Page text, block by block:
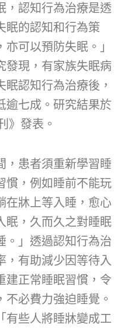
，認知行為治療是透
眠的認知和行為策
可以預防失眠。」
發現，有家族失眠病
認知行為治療後，
逾七成。研究結果於
》發表。
，患者須重新學習睡
慣，例如睡前不能玩
在牀上等入睡，愈心
眠，久而久之對睡眠
。」透過認知行為治
，有助減少因等待入
建正常睡眠習慣，令
必費力強迫睡覺。
有些人將睡牀變成工